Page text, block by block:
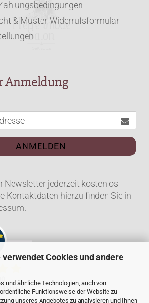
verwendet Cookies und andere
und ähnliche Technologien, auch von
Funktionsweise der Website zu
unseres Angebotes zu analysieren und Ihnen
& Muster-Widerrufsformular
Anmeldung
ANMELDEN
Newsletter jederzeit kostenlos
Kontaktdaten hierzu finden Sie in